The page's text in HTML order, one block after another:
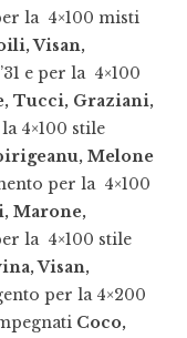
la 4×100 misti
Visan,
e per la 4×100
Tucci, Graziani,
4×100 stile
Melone
per la 4×100
Marone,
la 4×100 stile
Visan,
per la 4×200
Coco,